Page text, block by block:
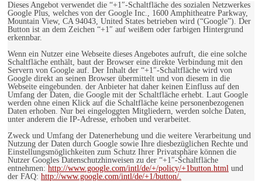
Dieses Angebot verwendet die “+1″-Schaltfläche des sozialen Netzwerkes
Google Plus, welches von der Google Inc., 1600 Amphitheatre Parkway,
Mountain View, CA 94043, United States betrieben wird (“Google”). Der
Button ist an dem Zeichen “+1″ auf weißem oder farbigen Hintergrund
erkennbar.
Wenn ein Nutzer eine Webseite dieses Angebotes aufruft, die eine solche
Schaltfläche enthält, baut der Browser eine direkte Verbindung mit den
Servern von Google auf. Der Inhalt der “+1″-Schaltfläche wird von
Google direkt an seinen Browser übermittelt und von diesem in die
Webseite eingebunden. der Anbieter hat daher keinen Einfluss auf den
Umfang der Daten, die Google mit der Schaltfläche erhebt. Laut Google
werden ohne einen Klick auf die Schaltfläche keine personenbezogenen
Daten erhoben. Nur bei eingeloggten Mitgliedern, werden solche Daten,
unter anderem die IP-Adresse, erhoben und verarbeitet.
Zweck und Umfang der Datenerhebung und die weitere Verarbeitung und
Nutzung der Daten durch Google sowie Ihre diesbezüglichen Rechte und
Einstellungsmöglichkeiten zum Schutz Ihrer Privatsphäre können die
Nutzer Googles Datenschutzhinweisen zu der “+1″-Schaltfläche
entnehmen: http://www.google.com/intl/de/+/policy/+1button.html und
der FAQ: http://www.google.com/intl/de/+1/button/.